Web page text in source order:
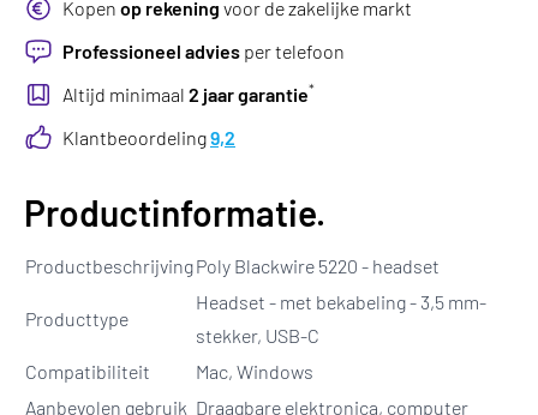
Kopen op rekening voor de zakelijke markt
Professioneel advies per telefoon
Altijd minimaal 2 jaar garantie*
Klantbeoordeling9,2
Productinformatie.
ProductbeschrijvingPoly Blackwire 5220 - headset
Producttype
Headset - met bekabeling - 3,5 mm-
stekker, USB-C
Compatibiliteit
Mac, Windows
Aanbevolen gebruik Draagbare elektronica, computer